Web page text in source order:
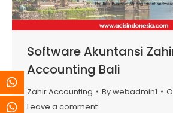
Software Akuntansi
Accounting Bali
Zahir Accounting Bywebadmin1
Leave a comment